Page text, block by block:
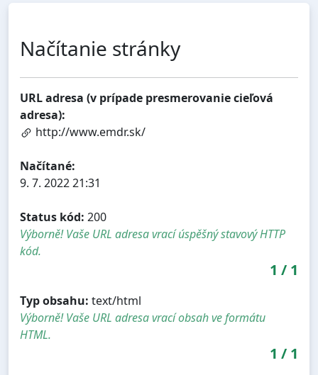
Načítanie stránky
URL adresa (v prípade presmerovanie cieľová
adresa):
http://www.emdr.sk/
Načítané:
9. 7. 2022 21:31
Status kód: 200
Výborně! Vaše URL adresa vrací úspěšný stavový HTTP
kód.
1 / 1
Typ obsahu: text/html
Výborně! Vaše URL adresa vrací obsah ve formátu
HTML.
1 / 1